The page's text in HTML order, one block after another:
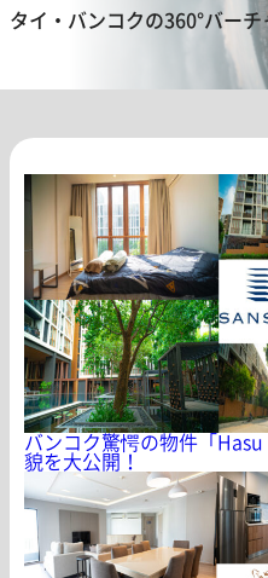
タイ・バンコクの360°バー
バンコク驚愕の物件「
貌を大公開！